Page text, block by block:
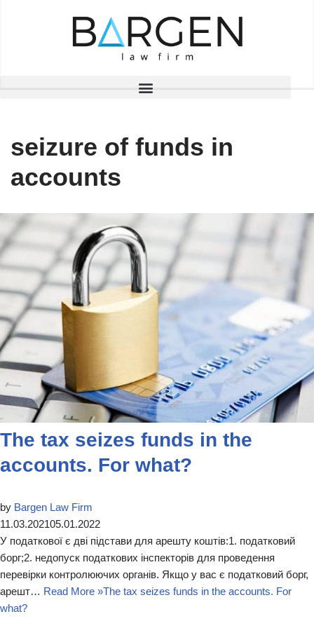
seizure of funds in
accounts
The tax seizes funds in the
accounts. For what?
by Bargen Law Firm
11.03.202105.01.2022
У податкової є дві підстави для арешту коштів:1. податковий
борг;2. недопуск податкових інспекторів для проведення
перевірки контролюючих органів. Якщо у вас є податковий борг,
арешт… Read More »The tax seizes funds in the accounts. For
what?